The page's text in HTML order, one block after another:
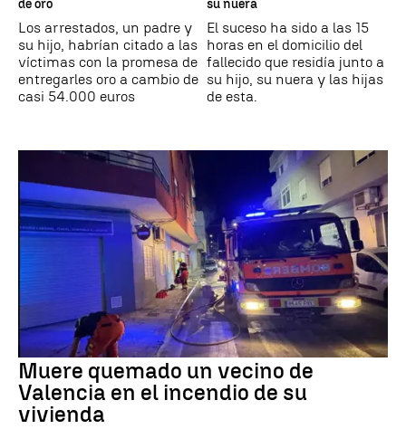
de oro
Los arrestados, un padre y
su hijo, habrían citado a las
víctimas con la promesa de
entregarles oro a cambio de
casi 54.000 euros
su nuera
El suceso ha sido a las 15
horas en el domicilio del
fallecido que residía junto a
su hijo, su nuera y las hijas
de esta.
Muere quemado un vecino de
Valencia en el incendio de su
vivienda